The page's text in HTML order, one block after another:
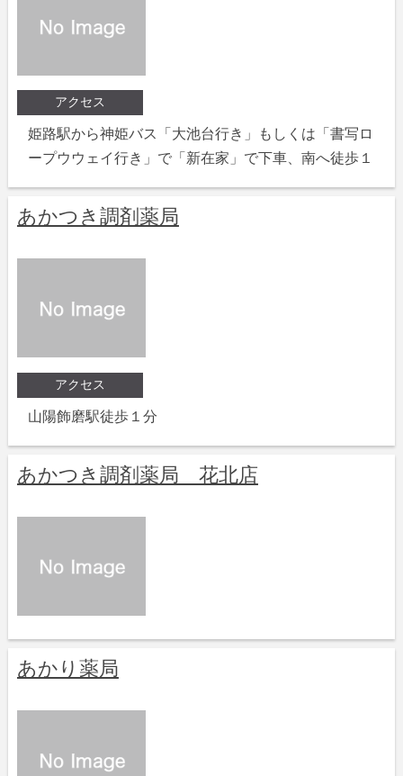
アクセス
姫路駅から神姫バス「大池台行き」もしくは「書写ロ
ープウウェイ行き」で「新在家」で下車、南へ徒歩１
あかつき調剤薬局
アクセス
山陽飾磨駅徒歩１分
あかつき調剤薬局 花北店
あかり薬局